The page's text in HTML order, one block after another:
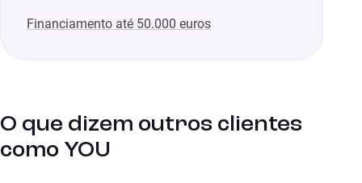
Financiamento até 50.000 euros
O que dizem outros clientes
como YOU